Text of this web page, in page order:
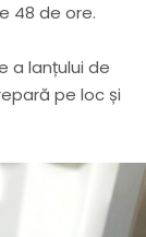
48 de ore.
a lanțului de
pe loc și